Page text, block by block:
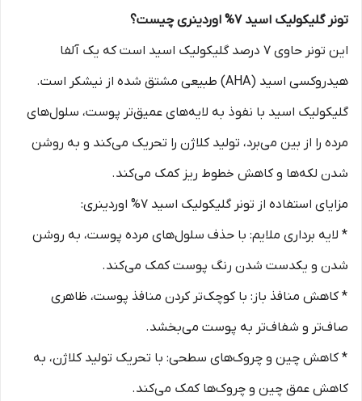
تونر گلیکولیک اسید 7% اوردینری چیست؟
این تونر حاوی 7 درصد گلیکولیک اسید است که یک آلفا
هیدروکسی اسید (AHA) طبیعی مشتق شده از نیشکر است.
گلیکولیک اسید با نفوذ به لایه‌های عمیق‌تر پوست، سلول‌های
مرده را از بین می‌برد، تولید کلاژن را تحریک می‌کند و به روشن
شدن لکه‌ها و کاهش خطوط ریز کمک می‌کند.
مزایای استفاده از تونر گلیکولیک اسید 7% اوردینری:
* لایه برداری ملایم: با حذف سلول‌های مرده پوست، به روشن
شدن و یکدست شدن رنگ پوست کمک می‌کند.
* کاهش منافذ باز: با کوچک‌تر کردن منافذ پوست، ظاهری
صاف‌تر و شفاف‌تر به پوست می‌بخشد.
* کاهش چین و چروک‌های سطحی: با تحریک تولید کلاژن، به
کاهش عمق چین و چروک‌ها کمک می‌کند.